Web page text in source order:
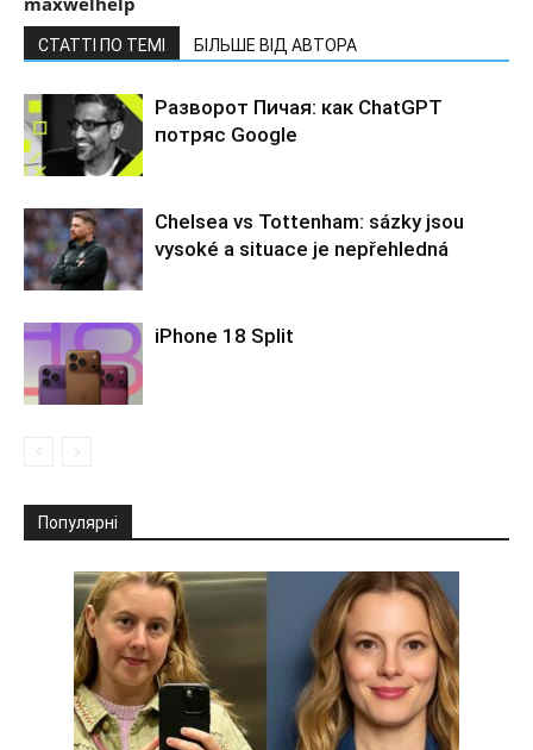
СТАТТІ ПО ТЕМІ БІЛЬШЕ ВІД АВТОРА
Разворот Пичая: как ChatGPT
потряс Google
Chelsea vs Tottenham: sázky jsou
vysoké a situace je nepřehledná
iPhone 18 Split
Популярні